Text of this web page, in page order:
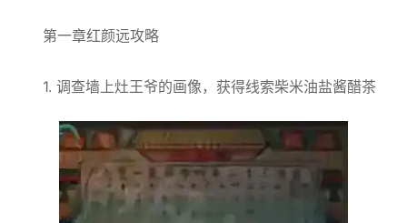
第一章红颜远攻略
1. 调查墙上灶王爷的画像，获得线索柴米油盐酱醋茶